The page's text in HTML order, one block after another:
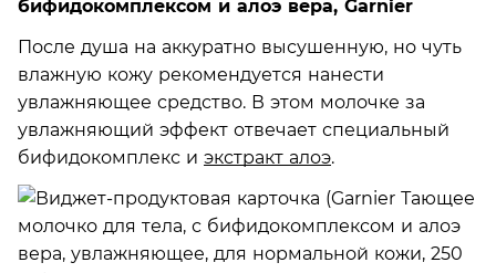
бифидокомплексом и алоэ вера, Garnier
После душа на аккуратно высушенную, но чуть
влажную кожу рекомендуется нанести
увлажняющее средство. В этом молочке за
увлажняющий эффект отвечает специальный
бифидокомплекс и экстракт алоэ.